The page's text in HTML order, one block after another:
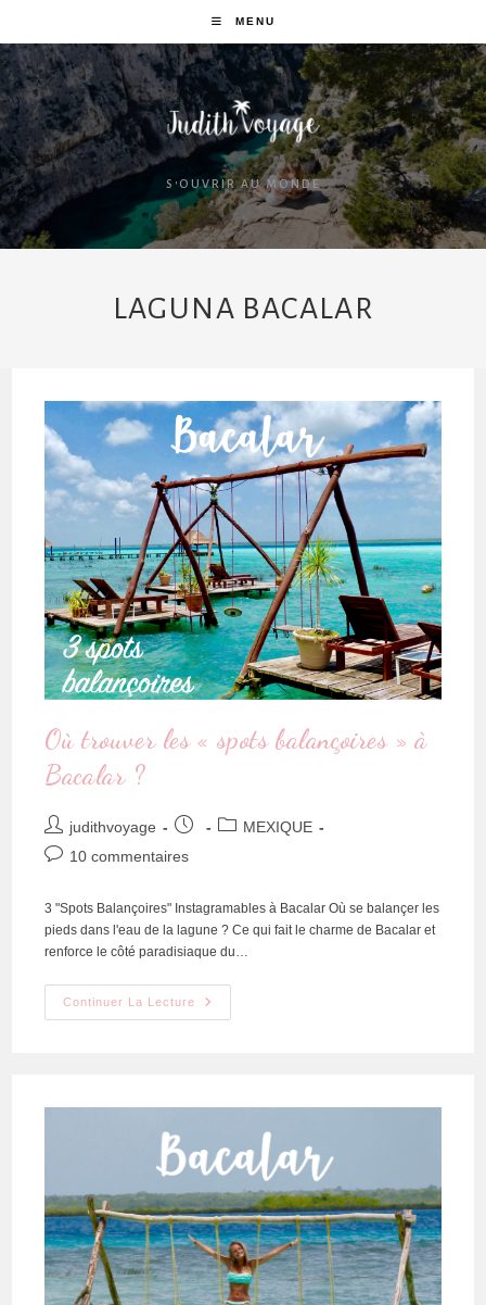
MENU
S'OUVRIR AU MONDE
LAGUNA BACALAR
Où trouver les « spots balançoires » à
Bacalar ?
judithvoyage
MEXIQUE
10 commentaires
3 "Spots Balançoires" Instagramables à Bacalar Où se balançer les
pieds dans l'eau de la lagune ? Ce qui fait le charme de Bacalar et
renforce le côté paradisiaque du…
Continuer La Lecture